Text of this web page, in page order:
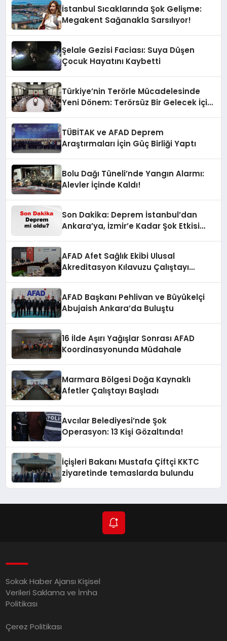
İstanbul Sıcaklarında Şok Gelişme:
Megakent Sağanakla Sarsılıyor!
Şelale Gezisi Faciası: Suya Düşen
Çocuk Hayatını Kaybetti
Türkiye’nin Terörle Mücadelesinde
Yeni Dönem: Terörsüz Bir Gelecek İçin
TÜBİTAK ve AFAD Deprem
Araştırmaları İçin Güç Birliği Yaptı
Bolu Dağı Tüneli’nde Yangın Alarmı:
Alevler İçinde Kaldı!
Son Dakika: Deprem İstanbul’dan
Ankara’ya, İzmir’e Kadar Şok Etkisi
AFAD Afet Sağlık Ekibi Ulusal
Akreditasyon Kılavuzu Çalıştayı
AFAD Başkanı Pehlivan ve Büyükelçi
Abujaish Ankara’da Buluştu
16 İlde Aşırı Yağışlar Sonrası AFAD
Koordinasyonunda Müdahale
Marmara Bölgesi Doğa Kaynaklı
Afetler Çalıştayı Başladı
Avcılar Belediyesi’nde Şok
Operasyon: 13 Kişi Gözaltında!
İçişleri Bakanı Mustafa Çiftçi KKTC
ziyaretinde temaslarda bulundu
Sokak Haber Ajansı Kişisel
Verileri Saklama ve İmha
Politikası
Çerez Politikası